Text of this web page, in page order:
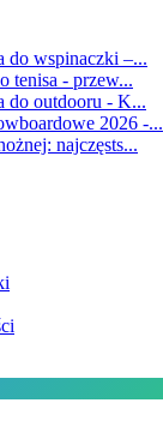
do wspinaczki –...
tenisa - przew...
do outdooru - K...
2026 -...
najczęsts...